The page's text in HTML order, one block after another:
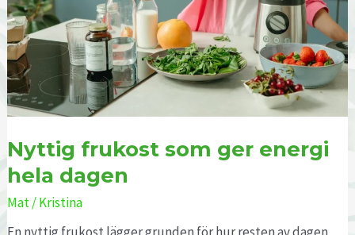
Nyttig frukost som ger energi
hela dagen
Mat/Kristina